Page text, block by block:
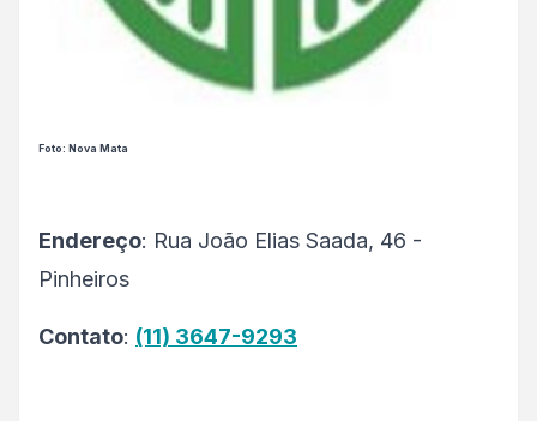
Foto: Nova Mata
Endereço: Rua João Elias Saada, 46 -
Pinheiros
Contato: (11) 3647-9293